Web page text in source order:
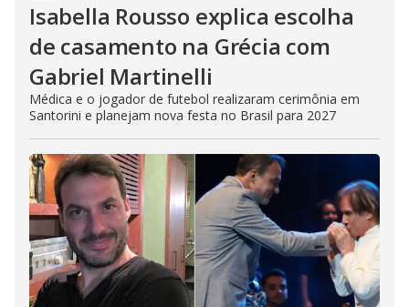
Isabella Rousso explica escolha
de casamento na Grécia com
Gabriel Martinelli
Médica e o jogador de futebol realizaram cerimônia em
Santorini e planejam nova festa no Brasil para 2027